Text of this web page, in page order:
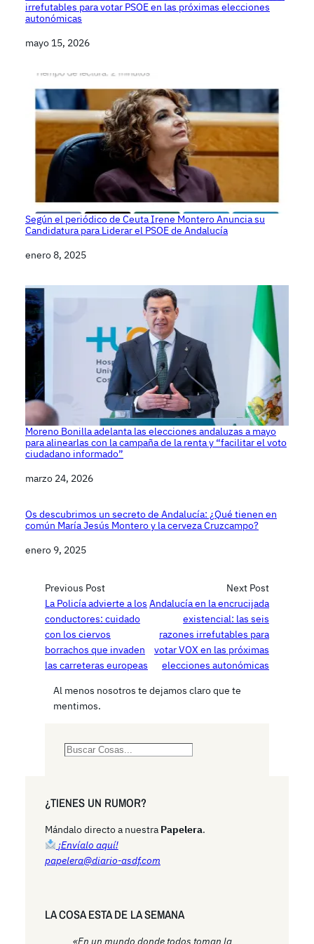
irrefutables para votar PSOE en las próximas elecciones
autonómicas
Fecha
mayo 15, 2026
Según el periódico de Ceuta Irene Montero Anuncia su
Candidatura para Liderar el PSOE de Andalucía
Fecha
enero 8, 2025
Moreno Bonilla adelanta las elecciones andaluzas a mayo
para alinearlas con la campaña de la renta y “facilitar el voto
ciudadano informado”
Fecha
marzo 24, 2026
Os descubrimos un secreto de Andalucía: ¿Qué tienen en
común María Jesús Montero y la cerveza Cruzcampo?
Fecha
enero 9, 2025
Previous Post
La Policía advierte a los
conductores: cuidado
con los ciervos
borrachos que invaden
las carreteras europeas
Next Post
Andalucía en la encrucijada
existencial: las seis
razones irrefutables para
votar VOX en las próximas
elecciones autonómicas
Al menos nosotros te dejamos claro que te
mentimos.
S
r
h
¿TIENES UN RUMOR?
Mándalo directo a nuestra Papelera.
¡Envíalo aquí!
papelera@diario-asdf.com
LA COSA ESTA DE LA SEMANA
«En un mundo donde todos toman la